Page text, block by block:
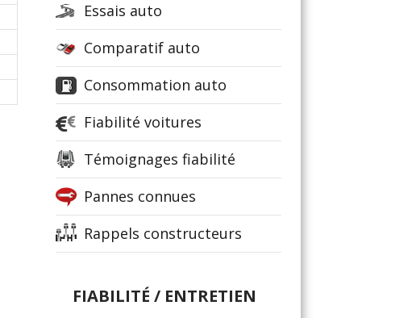
Essais auto
Comparatif auto
Consommation auto
Fiabilité voitures
Témoignages fiabilité
Pannes connues
Rappels constructeurs
FIABILITÉ / ENTRETIEN